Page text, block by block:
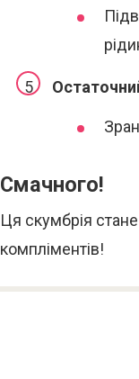
Смачного!
Ця скумбрія
компліментів!